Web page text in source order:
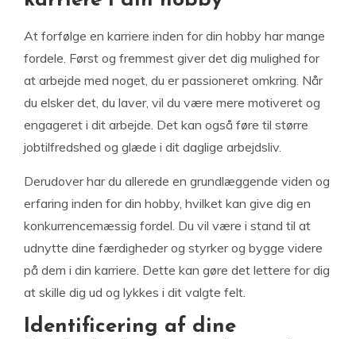
At forfølge en karriere inden for din hobby har mange
fordele. Først og fremmest giver det dig mulighed for
at arbejde med noget, du er passioneret omkring. Når
du elsker det, du laver, vil du være mere motiveret og
engageret i dit arbejde. Det kan også føre til større
jobtilfredshed og glæde i dit daglige arbejdsliv.
Derudover har du allerede en grundlæggende viden og
erfaring inden for din hobby, hvilket kan give dig en
konkurrencemæssig fordel. Du vil være i stand til at
udnytte dine færdigheder og styrker og bygge videre
på dem i din karriere. Dette kan gøre det lettere for dig
at skille dig ud og lykkes i dit valgte felt.
Identificering af dine